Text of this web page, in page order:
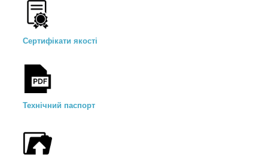
Сертифікати якості
Технічний паспорт